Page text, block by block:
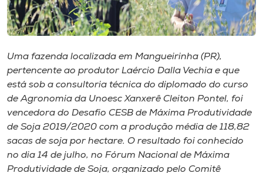
Unoesc
Store
o idioma
Uma fazenda localizada em Mangueirinha (PR),
pertencente ao produtor Laércio Dalla Vechia e que
está sob a consultoria técnica do diplomado do curso
de Agronomia da Unoesc Xanxerê Cleiton Pontel, foi
vencedora do Desafio CESB de Máxima Produtividade
de Soja 2019/2020 com a produção média de 118,82
sacas de soja por hectare. O resultado foi conhecido
no dia 14 de julho, no Fórum Nacional de Máxima
Produtividade de Soja, organizado pelo Comitê